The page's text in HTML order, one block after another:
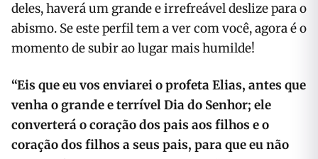
deles, haverá um grande e irrefreável deslize para o
abismo. Se este perfil tem a ver com você, agora é o
momento de subir ao lugar mais humilde!
“Eis que eu vos enviarei o profeta Elias, antes que
venha o grande e terrível Dia do Senhor; ele
converterá o coração dos pais aos filhos e o
coração dos filhos a seus pais, para que eu não